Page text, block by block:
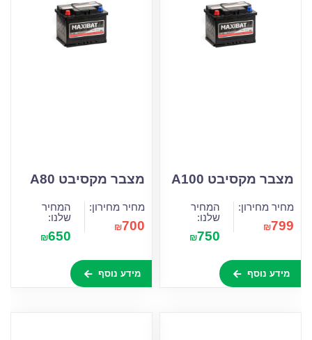
מצבר מקסיבט A100
מחיר מחירון:
₪799
המחיר
שלנו:
₪750
מידע נוסף
מצבר מקסיבט A80
מחיר מחירון:
₪700
המחיר
שלנו:
₪650
מידע נוסף